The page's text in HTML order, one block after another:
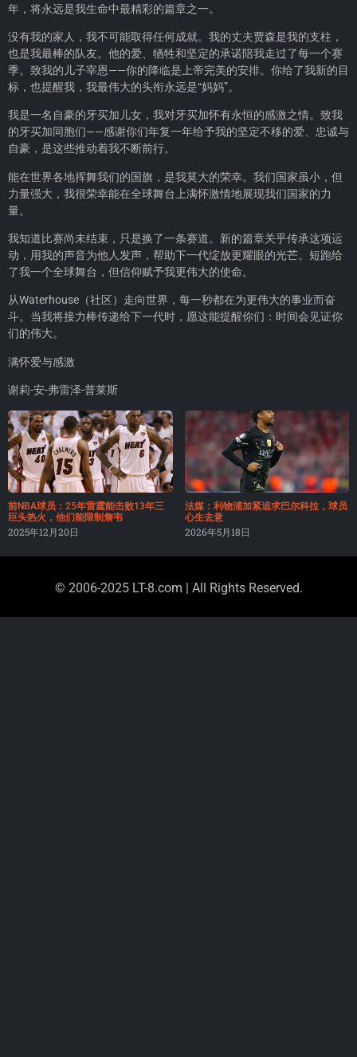
年，将永远是我生命中最精彩的篇章之一。
没有我的家人，我不可能取得任何成就。我的丈夫贾森是我的支柱，
也是我最棒的队友。他的爱、牺牲和坚定的承诺陪我走过了每一个赛
季。致我的儿子宰恩——你的降临是上帝完美的安排。你给了我新的目
标，也提醒我，我最伟大的头衔永远是“妈妈”。
我是一名自豪的牙买加儿女，我对牙买加怀有永恒的感激之情。致我
的牙买加同胞们——感谢你们年复一年给予我的坚定不移的爱、忠诚与
自豪，是这些推动着我不断前行。
能在世界各地挥舞我们的国旗，是我莫大的荣幸。我们国家虽小，但
力量强大，我很荣幸能在全球舞台上满怀激情地展现我们国家的力
量。
我知道比赛尚未结束，只是换了一条赛道。新的篇章关乎传承这项运
动，用我的声音为他人发声，帮助下一代绽放更耀眼的光芒。短跑给
了我一个全球舞台，但信仰赋予我更伟大的使命。
从Waterhouse（社区）走向世界，每一秒都在为更伟大的事业而奋
斗。当我将接力棒传递给下一代时，愿这能提醒你们：时间会见证你
们的伟大。
满怀爱与感激
谢莉-安-弗雷泽-普莱斯
前NBA球员：25年雷霆能击败13年三
巨头热火，他们能限制詹韦
2025年12月20日
法媒：利物浦加紧追求巴尔科拉，球员
心生去意
2026年5月18日
© 2006-2025 LT-8.com | All Rights Reserved.